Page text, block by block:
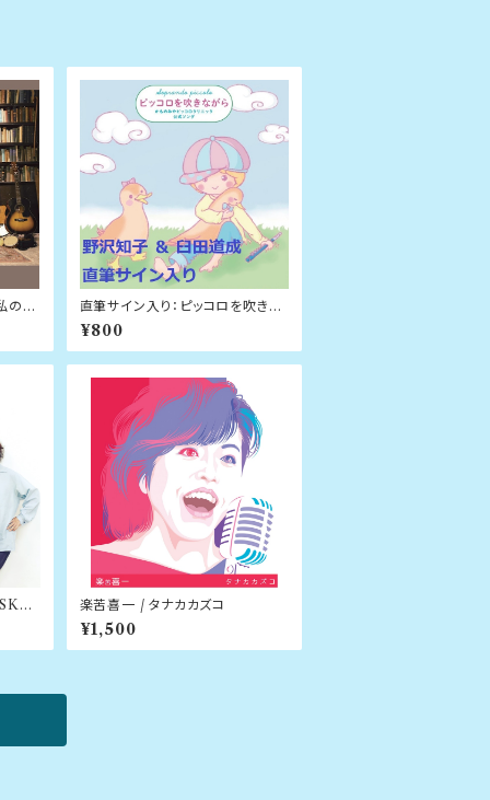
の場
直筆サイン入り：ピッコロを吹きな
がら かものみやピッコロクリニッ
ク公式ソング / 野沢知子 ＆ 臼田
道成
¥800
/ 楽苦喜一 / タナカカズコ
¥1,500